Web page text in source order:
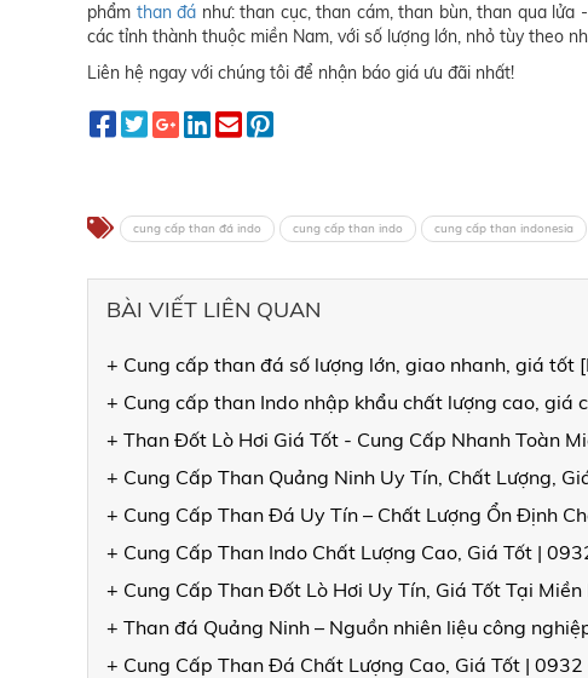
phẩm than đá như: than cục, than cám, than bùn, than qua
các tỉnh thành thuộc miền Nam, với số lượng lớn, nhỏ tùy theo
Liên hệ ngay với chúng tôi để nhận báo giá ưu đãi nhất!
cung cấp than đá indo cung cấp than indo cung cấp than indonesia
BÀI VIẾT LIÊN QUAN
+ Cung cấp than đá số lượng lớn, giao nhanh, giá tốt
+ Cung cấp than Indo nhập khẩu chất lượng cao, giá
+ Than Đốt Lò Hơi Giá Tốt - Cung Cấp Nhanh Toàn
+ Cung Cấp Than Quảng Ninh Uy Tín, Chất Lượng,
+ Cung Cấp Than Đá Uy Tín – Chất Lượng Ổn Định
+ Cung Cấp Than Indo Chất Lượng Cao, Giá Tốt |
+ Cung Cấp Than Đốt Lò Hơi Uy Tín, Giá Tốt Tại Miền
+ Than đá Quảng Ninh – Nguồn nhiên liệu công
+ Cung Cấp Than Đá Chất Lượng Cao, Giá Tốt |